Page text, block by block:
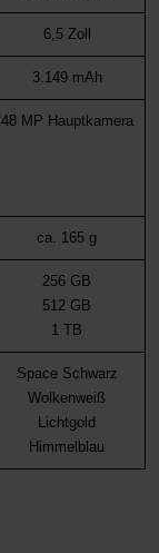
6,5 Zoll
3.149 mAh
48 MP Hauptkamera
ca. 165 g
256 GB
512 GB
1 TB
Space Schwarz
Wolkenweiß
Lichtgold
Himmelblau